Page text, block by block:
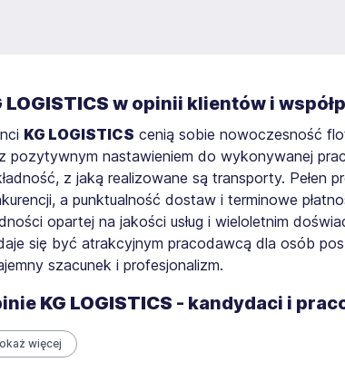
LOGISTICS w opinii klientów i
KG LOGISTICS cenią sobie nowoczesność
pozytywnym nastawieniem do wykonywanej
z jaką realizowane są transporty. Pełen
a punktualność dostaw i terminowe
opartej na jakości usług i wieloletnim
się być atrakcyjnym pracodawcą dla osób
szacunek i profesjonalizm.
KG LOGISTICS - kandydaci i
więcej